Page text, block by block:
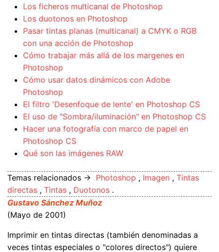
Los ficheros multicanal de Photoshop
Los duotonos en Photoshop
Pasar tintas planas (multicanal) a CMYK o RGB
con una acción de Photoshop
Cómo trabajar más allá de los margenes en
Photoshop
Cómo usar datos dinámicos con Adobe
Photoshop
El filtro 'Desenfoque de lente' en Photoshop CS
El uso de "Sombra/iluminación" en Photoshop CS
Hacer una fotografía con marco de papel en
Photoshop CS
Qué son las imágenes RAW
Temas relacionados → Photoshop , Imagen , Tintas
directas , Tintas , Duotonos .
Gustavo Sánchez Muñoz
(Mayo de 2001)
Imprimir en tintas directas (también denominadas a
veces tintas especiales o "colores directos") quiere